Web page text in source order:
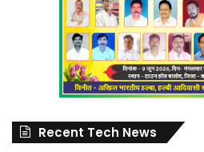
Recent Tech News